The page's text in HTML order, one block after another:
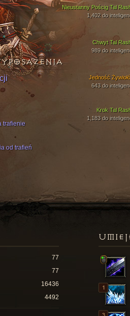
Nieustanny Pościg Tal
1,402 do
Chwyt Tal
989 do
Krok Tal
1,183 do
Jedność
643 do
trafienie
od trafień
77
77
16436
4492